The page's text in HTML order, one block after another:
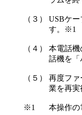
（３） USBケ
す。※1
（４） 本電話機
話機を
（５） 再度ファ
業を再
※1 本操作の